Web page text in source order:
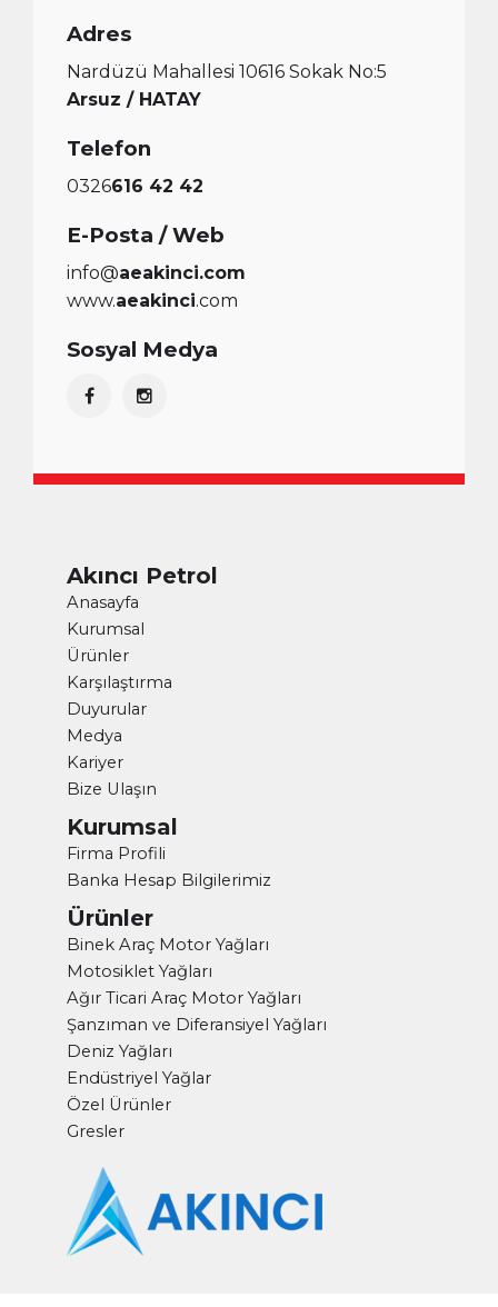
Adres
Nardüzü Mahallesi 10616 Sokak No:5
Arsuz / HATAY
Telefon
0326616 42 42
E-Posta / Web
info@aeakinci.com
www.aeakinci.com
Sosyal Medya
Akıncı Petrol
Anasayfa
Kurumsal
Ürünler
Karşılaştırma
Duyurular
Medya
Kariyer
Bize Ulaşın
Kurumsal
Firma Profili
Banka Hesap Bilgilerimiz
Ürünler
Binek Araç Motor Yağları
Motosiklet Yağları
Ağır Ticari Araç Motor Yağları
Şanzıman ve Diferansiyel Yağları
Deniz Yağları
Endüstriyel Yağlar
Özel Ürünler
Gresler